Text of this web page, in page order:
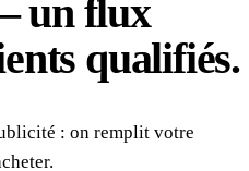
un flux
qualifiés.
: on remplit votre